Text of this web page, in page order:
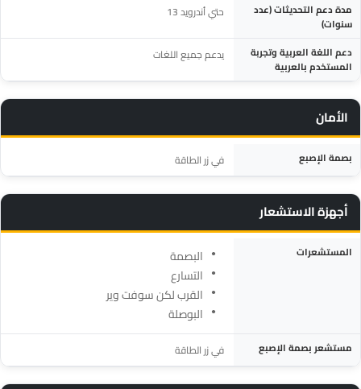
مدة دعم التحديثات (عدد
سنوات)
حتي أندرويد 13
دعم اللغة العربية وتجربة
المستخدم بالعربية
يدعم جميع اللغات
الأمان
المواصفة
بصمة الإصبع في زر الطاقة
أجهزة الاستشعار
المواصفة التفاصيلالمستشعرات
البصمة
التسارع
القرب لكن سوفت وير
البوصلة
مستشعر بصمة الإصبع في زر الطاقة